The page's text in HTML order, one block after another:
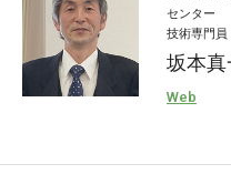
センター
技術専門
坂本真
Web